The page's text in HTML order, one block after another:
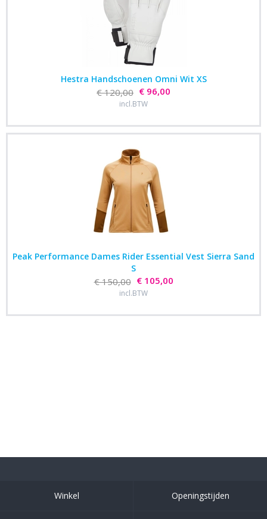
Hestra Handschoenen Omni Wit XS
€ 120,00 € 96,00
incl.BTW
Peak Performance Dames Rider Essential Vest Sierra Sand
S
€ 150,00 € 105,00
incl.BTW
Winkel Openingstijden